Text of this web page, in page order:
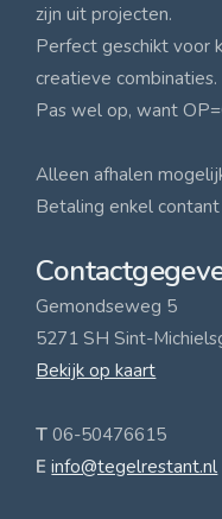
zijn uit projecten.
Perfect geschikt voor
creatieve combinaties.
Pas wel op, want
Alleen afhalen
Betaling enkel
Gemondseweg 5
5271 SH Sint-
Bekijk op kaart
T 06-50476615
E info@tegelrestant.nl